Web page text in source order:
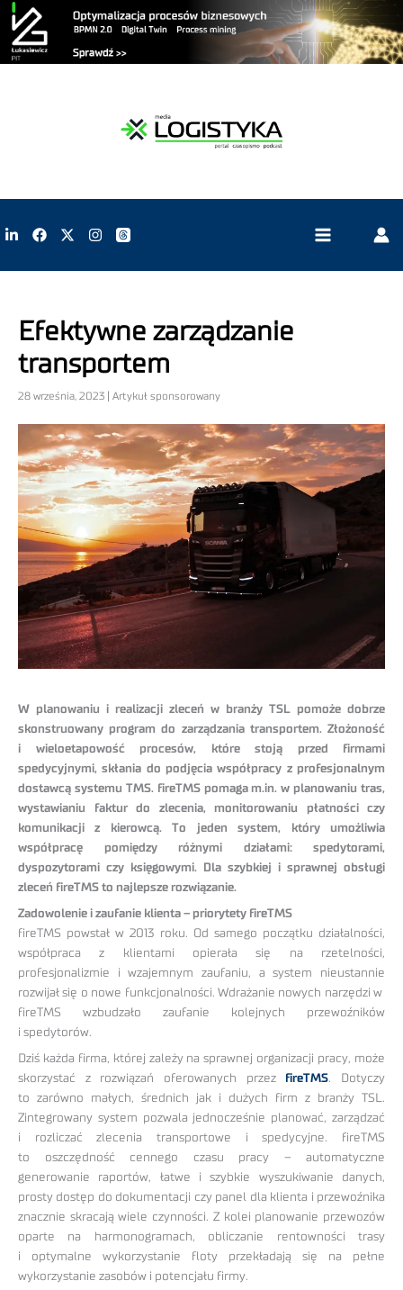
Efektywne zarządzanie
transportem
28 września, 2023 | Artykuł sponsorowany
W planowaniu i realizacji zleceń w branży TSL pomoże dobrze
skonstruowany program do zarządzania transportem. Złożoność
i wieloetapowość procesów, które stoją przed firmami
spedycyjnymi, skłania do podjęcia współpracy z profesjonalnym
dostawcą systemu TMS. fireTMS pomaga m.in. w planowaniu tras,
wystawianiu faktur do zlecenia, monitorowaniu płatności czy
komunikacji z kierowcą. To jeden system, który umożliwia
współpracę pomiędzy różnymi działami: spedytorami,
dyspozytorami czy księgowymi. Dla szybkiej i sprawnej obsługi
zleceń fireTMS to najlepsze rozwiązanie.
Zadowolenie i zaufanie klienta – priorytety fireTMS
fireTMS powstał w 2013 roku. Od samego początku działalności,
współpraca z klientami opierała się na rzetelności,
profesjonalizmie i wzajemnym zaufaniu, a system nieustannie
rozwijał się o nowe funkcjonalności. Wdrażanie nowych narzędzi w
fireTMS wzbudzało zaufanie kolejnych przewoźników
i spedytorów.
Dziś każda firma, której zależy na sprawnej organizacji pracy, może
skorzystać z rozwiązań oferowanych przez fireTMS. Dotyczy
to zarówno małych, średnich jak i dużych firm z branży TSL.
Zintegrowany system pozwala jednocześnie planować, zarządzać
i rozliczać zlecenia transportowe i spedycyjne. fireTMS
to oszczędność cennego czasu pracy – automatyczne
generowanie raportów, łatwe i szybkie wyszukiwanie danych,
prosty dostęp do dokumentacji czy panel dla klienta i przewoźnika
znacznie skracają wiele czynności. Z kolei planowanie przewozów
oparte na harmonogramach, obliczanie rentowności trasy
i optymalne wykorzystanie floty przekładają się na pełne
wykorzystanie zasobów i potencjału firmy.